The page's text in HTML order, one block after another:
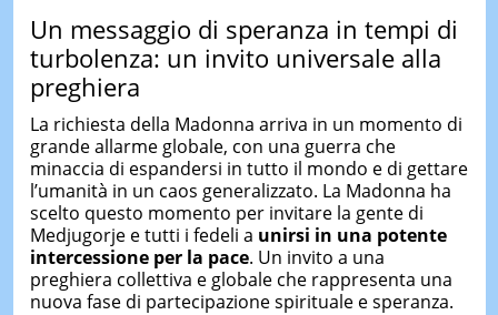
Un messaggio di speranza in tempi di
turbolenza: un invito universale alla
preghiera
La richiesta della Madonna arriva in un momento di
grande allarme globale, con una guerra che
minaccia di espandersi in tutto il mondo e di gettare
l’umanità in un caos generalizzato. La Madonna ha
scelto questo momento per invitare la gente di
Medjugorje e tutti i fedeli a unirsi in una potente
intercessione per la pace. Un invito a una
preghiera collettiva e globale che rappresenta una
nuova fase di partecipazione spirituale e speranza.